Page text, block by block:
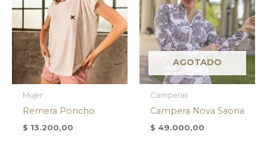
Mujer
Remera Poncho
$ 13.200,00
AGOTADO
Camperas
Campera Nova Saona
$ 49.000,00